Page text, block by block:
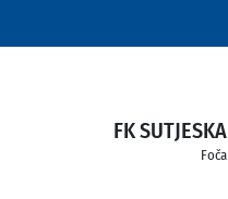
FK SUTJESKA
Foča